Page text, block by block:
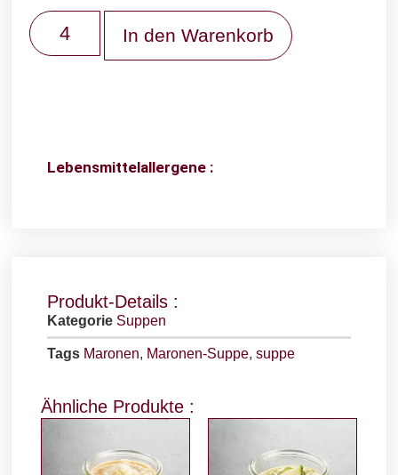
In den Warenkorb
Lebensmittelallergene :
Produkt-Details :
Kategorie Suppen
Tags Maronen, Maronen-Suppe,suppe
Ähnliche Produkte :